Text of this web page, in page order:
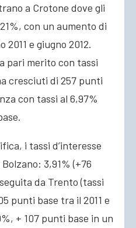
a Crotone dove gli
con un aumento di
2011 e giugno 2012.
a pari merito con tassi
cresciuti di 257 punti
con tassi al 6,97%
i tassi d’interesse
3,91% (+76
da Trento (tassi
punti base tra il 2011 e
+ 107 punti base in un